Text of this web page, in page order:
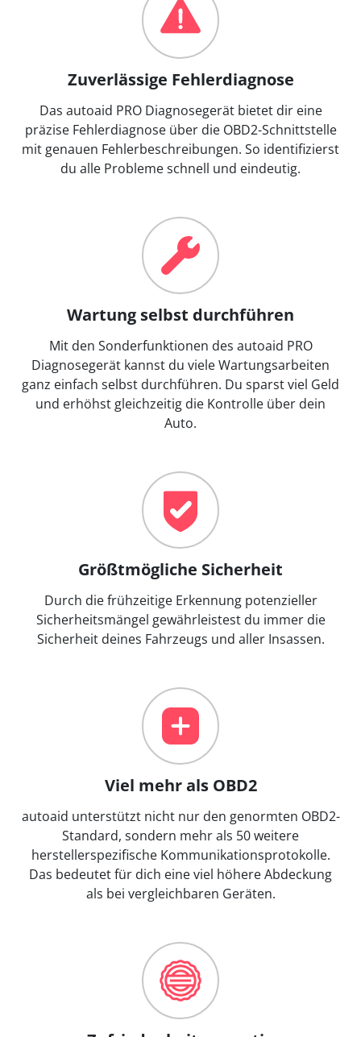
Zuverlässige Fehlerdiagnose
Das autoaid PRO Diagnosegerät bietet dir eine
präzise Fehlerdiagnose über die OBD2-Schnittstelle
mit genauen Fehlerbeschreibungen. So identifizierst
du alle Probleme schnell und eindeutig.
Wartung selbst durchführen
Mit den Sonderfunktionen des autoaid PRO
Diagnosegerät kannst du viele Wartungsarbeiten
ganz einfach selbst durchführen. Du sparst viel Geld
und erhöhst gleichzeitig die Kontrolle über dein
Auto.
Größtmögliche Sicherheit
Durch die frühzeitige Erkennung potenzieller
Sicherheitsmängel gewährleistest du immer die
Sicherheit deines Fahrzeugs und aller Insassen.
Viel mehr als OBD2
autoaid unterstützt nicht nur den genormten OBD2-
Standard, sondern mehr als 50 weitere
herstellerspezifische Kommunikationsprotokolle.
Das bedeutet für dich eine viel höhere Abdeckung
als bei vergleichbaren Geräten.